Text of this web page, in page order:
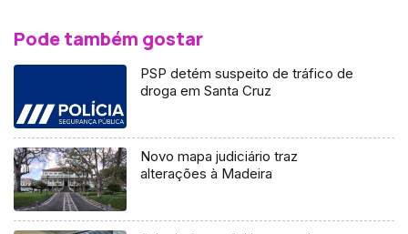
Pode também gostar
PSP detém suspeito de tráfico de
droga em Santa Cruz
Novo mapa judiciário traz
alterações à Madeira